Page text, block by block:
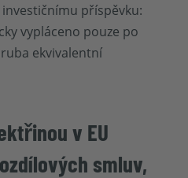
příspěvku:
vypláceno pouze po
ekvivalentní
v EU
smluv,